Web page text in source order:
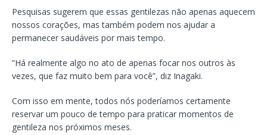
Pesquisas sugerem que essas gentilezas não apenas aquecem
nossos corações, mas também podem nos ajudar a
permanecer saudáveis ​​por mais tempo.
“Há realmente algo no ato de apenas focar nos outros às
vezes, que faz muito bem para você”, diz Inagaki.
Com isso em mente, todos nós poderíamos certamente
reservar um pouco de tempo para praticar momentos de
gentileza nos próximos meses.